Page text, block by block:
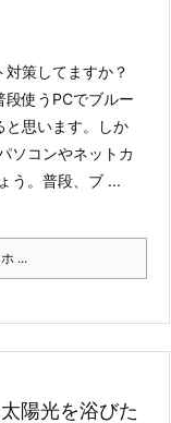
対策してますか？
使うPCでブルー
と思います。しか
ソコンやネットカ
う。 普段、ブ ...
...
陽光を浴びた